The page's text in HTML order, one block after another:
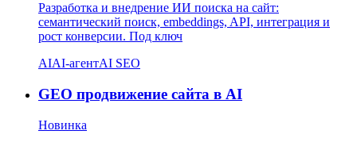
Разработка и внедрение ИИ поиска на сайт:
семантический поиск, embeddings, API, интеграция и
рост конверсии. Под ключ
AIAI-агентAI SEO
GEO продвижение сайта в AI
Новинка